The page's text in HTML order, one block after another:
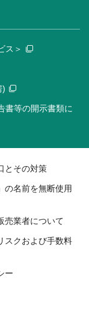
ス＞
)
書等の開示書類に
とその対策
の名前を無断使用
売業者について
スクおよび手数料
ー